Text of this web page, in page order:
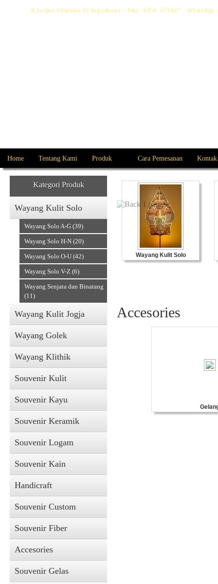
Jl. Letjen S Parman 35 Yogyakarta - Telp : 0274- 373427 -
Home Tentang Kami Produk Cara Pemesanan
Kategori Produk
Wayang Kulit Solo
Wayang Solo A-G (39)
Wayang Solo H-N (20)
Wayang Solo O-U (42)
Wayang Solo V-Z (6)
Wayang Senjata dan Binatang
(11)
Wayang Kulit Jogja
Wayang Golek
Wayang Klithik
Souvenir Kulit
Souvenir Kayu
Souvenir Keramik
Souvenir Logam
Souvenir Kain
Handicraft
Souvenir Custom
Souvenir Fiber
Accesories
Souvenir Gelas
Wayang Kulit Solo
Accesories